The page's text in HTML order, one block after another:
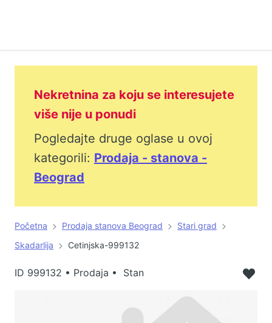
Nekretnina za koju se interesujete
više nije u ponudi
Pogledajte druge oglase u ovoj
kategorili: Prodaja - stanova -
Beograd
Početna Prodaja stanova Beograd
Stari grad
Skadarlija
Cetinjska-999132
ID 999132 • Prodaja • Stan